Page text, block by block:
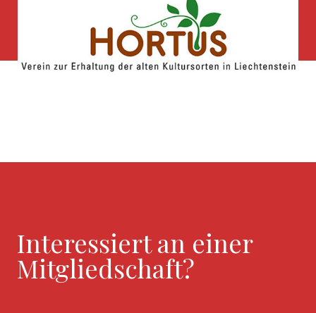
Interessiert an einer
Mitgliedschaft?